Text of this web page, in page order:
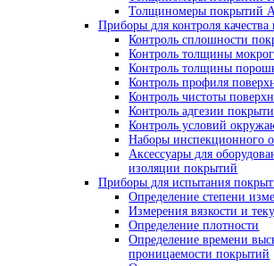
Оборудование для
Стенды для ручного
Линии капиллярного
Системы УФ-освещения
Системы
Принадлежности для
Расходные материалы
Оборудование для
Магнитопорошковые
Переносные
Стационарные
дефектоскопы
Электромагниты для
дефектоскопии
Размагничивающие
Системы УФ-освещения